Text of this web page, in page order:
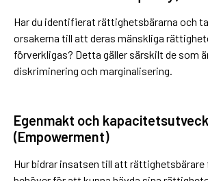
Har du identifierat rättighetsbärarna och
orsakerna till att deras mänskliga
förverkligas? Detta gäller särskilt de som
diskriminering och marginalisering.
Egenmakt och
(Empowerment)
Hur bidrar insatsen till att rättighetsbärare